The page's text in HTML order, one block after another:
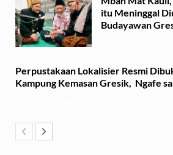
itu Meninggal
Budayawan
Perpustakaan Lokalisier Resmi
Kampung Kemasan Gresik, Ngafe